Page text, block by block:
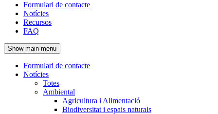
Navegació
principal
de
l'encapçalament
Formulari de contacte
Notícies
Recursos
FAQ
Show main menu
Navegació
principal
Formulari de contacte
Notícies
Totes
Ambiental
Agricultura i Alimentació
Biodiversitat i espais naturals